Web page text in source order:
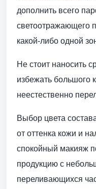
дополнить всего
светоотражающего
какой-либо одной
Не стоит наносить
избежать большого
неестественно
Выбор цвета
от оттенка кожи и
спокойный макияж
продукцию с
переливающихся